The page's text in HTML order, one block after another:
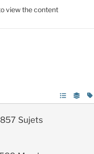
view the content
Sujets